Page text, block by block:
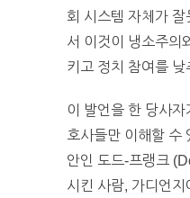
회 시스템 자체가
서 이것이 냉소주의
키고 정치 참여를 낮
이 발언을 한 당사
호사들만 이해할 수
안인 도드-프랭크
시킨 사람, 가디언